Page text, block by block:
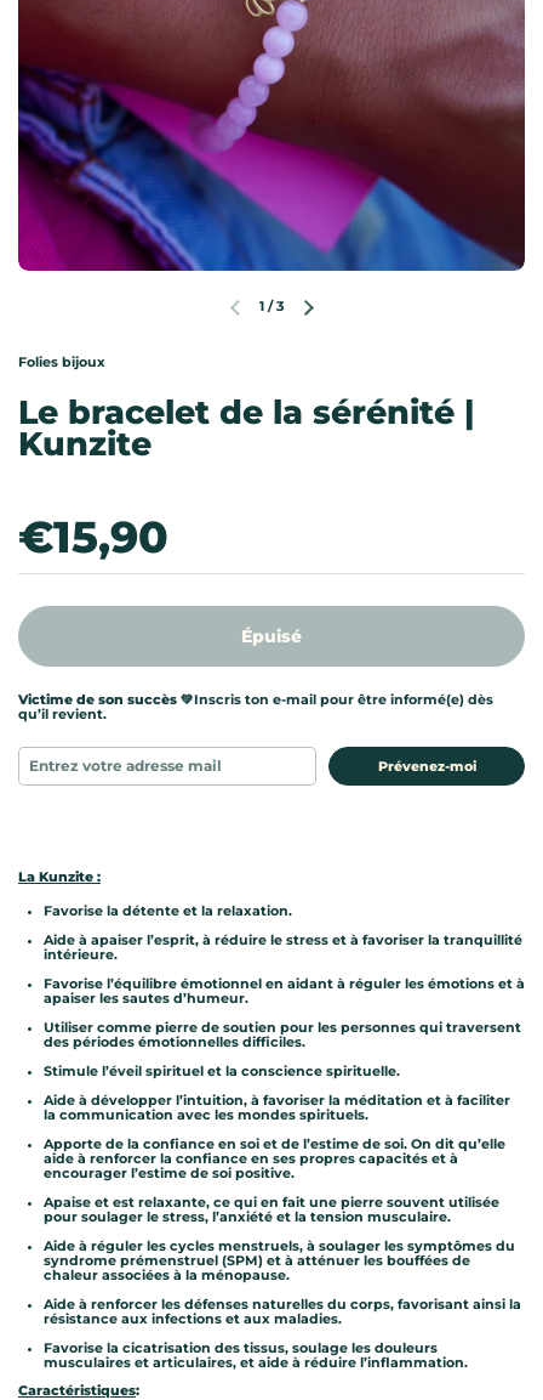
Diapositive précédente
Diapositive suivante
1/3
Folies bijoux
Le bracelet de la sérénité |
Kunzite
Prix:
€15,90
Épuisé
Victime de son succès 💚Inscris ton e-mail pour être informé(e) dès
qu’il revient.
Prévenez-moi
La Kunzite :
Favorise la détente et la relaxation.
Aide à apaiser l’esprit, à réduire le stress et à favoriser la tranquillité
intérieure.
Favorise l’équilibre émotionnel en aidant à réguler les émotions et à
apaiser les sautes d’humeur.
Utiliser comme pierre de soutien pour les personnes qui traversent
des périodes émotionnelles difficiles.
Stimule l’éveil spirituel et la conscience spirituelle.
Aide à développer l’intuition, à favoriser la méditation et à faciliter
la communication avec les mondes spirituels.
Apporte de la confiance en soi et de l’estime de soi. On dit qu’elle
aide à renforcer la confiance en ses propres capacités et à
encourager l’estime de soi positive.
Apaise et est relaxante, ce qui en fait une pierre souvent utilisée
pour soulager le stress, l’anxiété et la tension musculaire.
Aide à réguler les cycles menstruels, à soulager les symptômes du
syndrome prémenstruel (SPM) et à atténuer les bouffées de
chaleur associées à la ménopause.
Aide à renforcer les défenses naturelles du corps, favorisant ainsi la
résistance aux infections et aux maladies.
Favorise la cicatrisation des tissus, soulage les douleurs
musculaires et articulaires, et aide à réduire l’inflammation.
Caractéristiques: